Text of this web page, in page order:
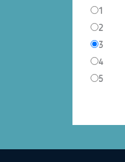
1
2
3
4
5